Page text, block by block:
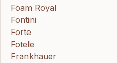
Foam Royal
Fontini
Forte
Fotele
Frankhauer